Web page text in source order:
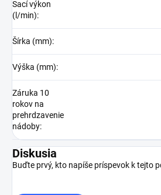
Sací výkon
(l/min):
Šírka (mm):
Výška (mm):
Záruka 10
rokov na
prehrdzavenie
nádoby:
Diskusia
Buďte prvý, kto napíše príspevok k tejto